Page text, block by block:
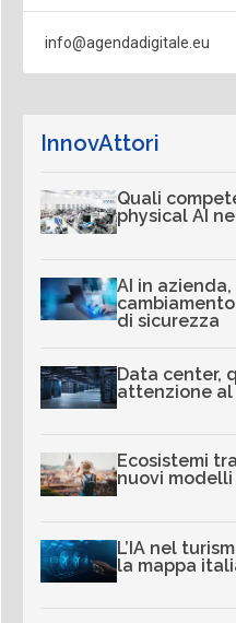
info@agendadigitale.eu
InnovAttori
Quali
physical AI
AI in
di sicurezza
Data center,
attenzione al
Ecosistemi
nuovi
L’IA nel
la mappa